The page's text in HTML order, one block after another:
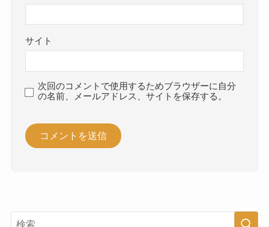
サイト
次回のコメントで使用するためブラウザーに自分
の名前、メールアドレス、サイトを保存する。